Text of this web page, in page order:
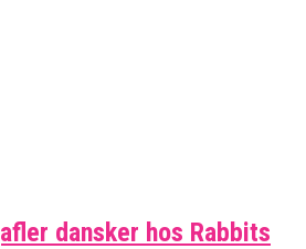
dansker hos Rabbits